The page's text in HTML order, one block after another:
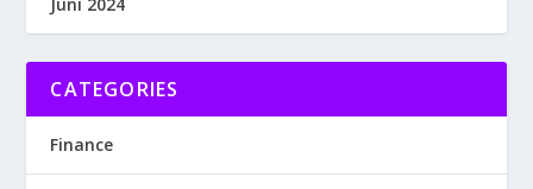
CATEGORIES
Finance